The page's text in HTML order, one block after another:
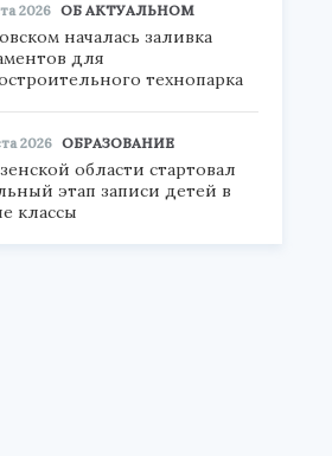
2026 ОБ АКТУАЛЬНОМ
началась заливка
для
технопарка
2026 ОБРАЗОВАНИЕ
области стартовал
этап записи детей в
классы